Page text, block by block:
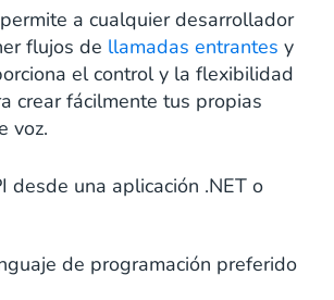
a cualquier desarrollador
flujos de llamadas entrantes y
el control y la flexibilidad
crear fácilmente tus propias
voz.
desde una aplicación .NET o
de programación preferido